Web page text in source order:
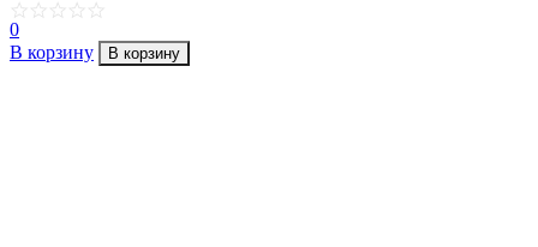
0
В корзину
В корзину